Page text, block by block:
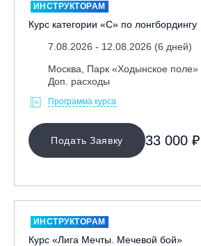
МЕСТО ПРОВЕДЕНИЯ
ИНСТРУКТОРАМ
Курс категории «С» по лонгбордингу
7.08.2026 - 12.08.2026 (6 дней)
Москва, Парк «Ходынское поле»
Доп. расходы
Программа курса
Подать Заявку 33 000 ₽
ИНСТРУКТОРАМ
Курс «Лига Мечты. Мечевой бой»